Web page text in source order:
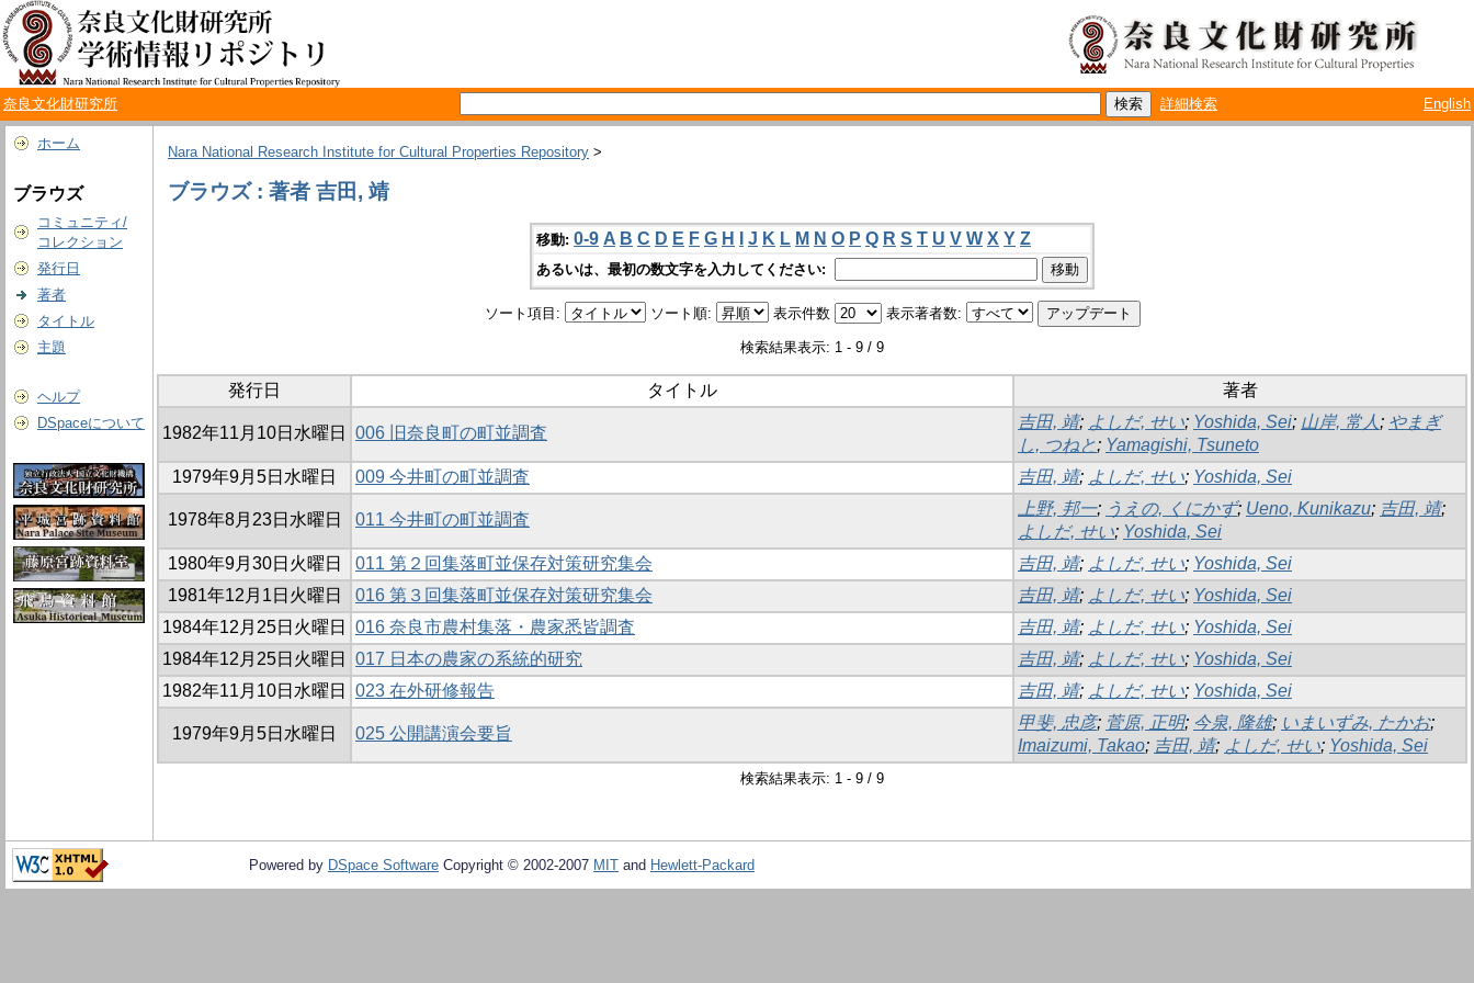
奈良文化財研究所 詳細検索 English
ホーム
ブラウズ
コミュニティ/
コレクション
発行日
著者
タイトル
主題
ヘルプ
DSpaceについて
Nara National Research Institute for Cultural Properties Repository >
ブラウズ : 著者 吉田, 靖
移動: 0-9 A B C D E F G H J K L M N O P Q R S T U V W X Y Z
あるいは、最初の数文字を入力してください:
ソート項目: ソート順: 表示件数 表示著者数:
検索結果表示: 1 - 9 / 9
発行日 タイトル 著者
1982年11月10日水曜日 006 旧奈良町の町並調査
吉田, 靖; よしだ, せい; Yoshida, Sei; 山岸, 常人 ; やまぎ
し, つねと; Yamagishi, Tsuneto
1979年9月5日水曜日
009 今井町の町並調査 吉田, 靖; よしだ, せい; Yoshida, Sei
1978年8月23日水曜日 011 今井町の町並調査
上野, 邦一; うえの, くにかず; Ueno, Kunikazu; 吉田, 靖;
よしだ, せい; Yoshida, Sei
1980年9月30日火曜日
011 第２回集落町並保存対策研究集会 吉田, 靖; よしだ, せい; Yoshida, Sei
1981年12月1日火曜日
016 第３回集落町並保存対策研究集会 吉田, 靖; よしだ, せい; Yoshida, Sei
1984年12月25日火曜日
016 奈良市農村集落・農家悉皆調査 吉田, 靖; よしだ, せい; Yoshida, Sei
1984年12月25日火曜日
017 日本の農家の系統的研究 吉田, 靖; よしだ, せい; Yoshida, Sei
1982年11月10日水曜日
023 在外研修報告 吉田, 靖; よしだ, せい; Yoshida, Sei
1979年9月5日水曜日 025 公開講演会要旨
甲斐, 忠彦; 菅原, 正明; 今泉, 隆雄; いまいずみ, たかお;
Imaizumi, Takao; 吉田, 靖; よしだ, せい; Yoshida, Sei
検索結果表示: 1 - 9 / 9
Powered by DSpace Software Copyright © 2002-2007 MIT and Hewlett-Packard